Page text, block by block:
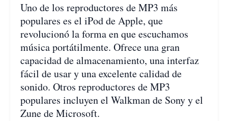
Uno de los reproductores de MP3 más
populares es el iPod de Apple, que
revolucionó la forma en que escuchamos
música portátilmente. Ofrece una gran
capacidad de almacenamiento, una interfaz
fácil de usar y una excelente calidad de
sonido. Otros reproductores de MP3
populares incluyen el Walkman de Sony y el
Zune de Microsoft.